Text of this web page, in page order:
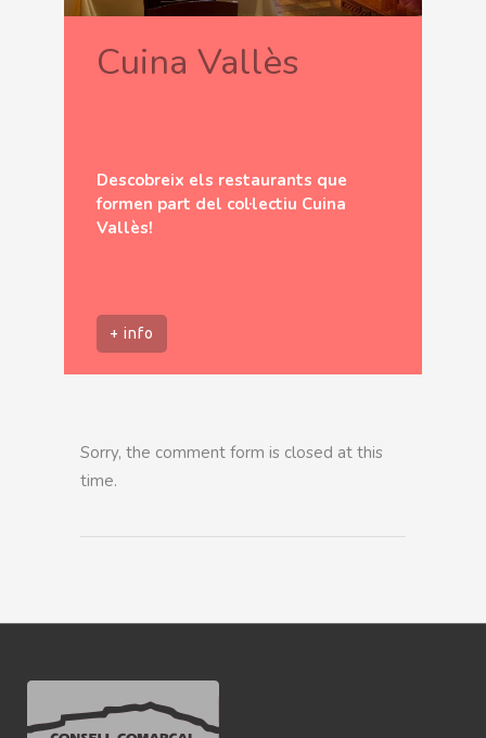
Cuina Vallès
Descobreix els restaurants que
formen part del col·lectiu Cuina
Vallès!
+ info
Sorry, the comment form is closed at this
time.